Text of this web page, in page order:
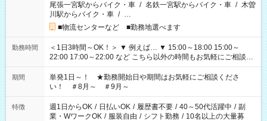
尾張一宮駅からバイク・車 / 名鉄一宮駅からバイク・車 / 木曽
川駅からバイク・車 / …
■物流センターなど ■勤務地選べます
勤務時間
＜1日3時間～OK！＞ ▼ 例えば… ▼ 15:00～18:00 15:00～
22:00 17:00～22:00 など こちら以外の時間もお気軽にご相談く
ださい！
期間
単発1日～！ ★勤務開始日や期間はお気軽にご相談くださ
い！ ＃8月～ ＃9月～
特徴 週1日からOK / 日払いOK / 履歴書不要 / 40～50代活躍中 / 副
業・WワークOK / 服装自由 / シフト勤務 / 10名以上の大量募